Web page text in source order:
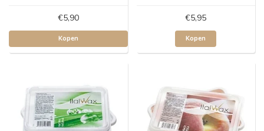
€5,90
Kopen
€5,95
Kopen